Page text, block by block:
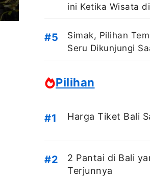
ini Ketika Wisata
Simak, Pilihan
Seru Dikunjungi
Pilihan
Harga Tiket Bali
2 Pantai di Bali
Terjunnya